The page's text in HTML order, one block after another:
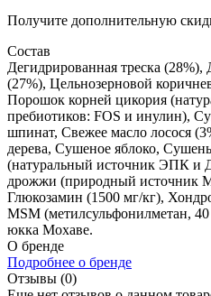
Получите дополнительную
Состав
Дегидрированная треска (28%),
(27%), Цельнозерновой
Порошок корней цикория
пребиотиков: FOS и инулин),
шпинат, Свежее масло лосося
дерева, Сушеное яблоко,
(натуральный источник ЭПК и
дрожжи (природный источник
Глюкозамин (1500 мг/кг),
MSM (метилсульфонилметан,
юкка Мохаве.
О бренде
Подробнее о бренде
Отзывы (0)